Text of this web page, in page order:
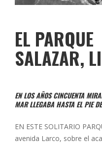
EL PARQUE
SALAZAR,
EN LOS AÑOS CINCUENTA
MAR LLEGABA HASTA EL PIE
EN ESTE SOLITARIO
avenida Larco, sobre el